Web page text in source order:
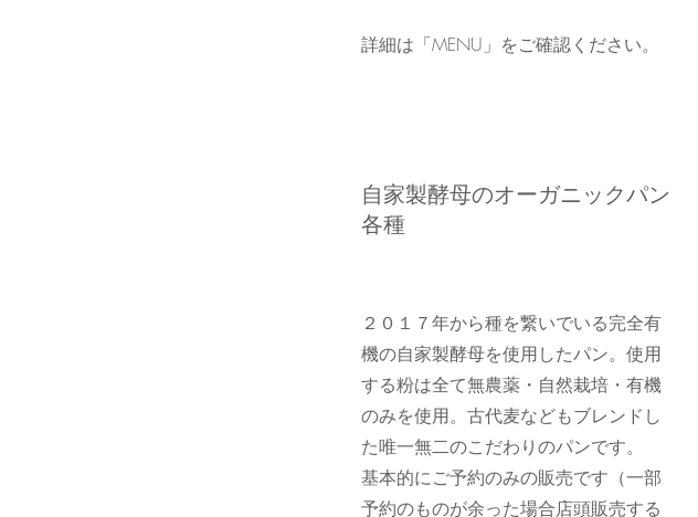
​詳細は「MENU」をご確認ください。
​自家製酵母のオーガニックパン
各種
２０１７年から種を繋いでいる完全有
機の自家製酵母を使用したパン。使用
する粉は全て無農薬・自然栽培・有機
のみを使用。古代麦などもブレンドし
た唯一無二のこだわりのパンです。
基本的にご予約のみの販売です（一部
予約のものが余った場合店頭販売する